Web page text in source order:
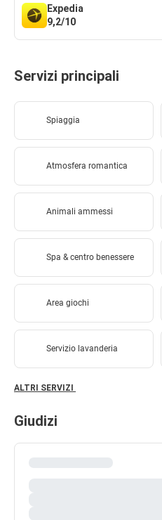
Expedia
9,2/10
Servizi principali
Spiaggia
Atmosfera romantica
Animali ammessi
Spa & centro benessere
Area giochi
Servizio lavanderia
ALTRI SERVIZI
Giudizi